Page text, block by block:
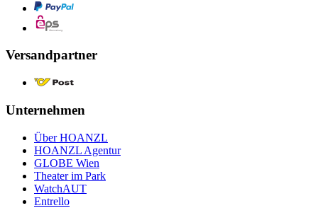
Versandpartner
Unternehmen
Über HOANZL
HOANZL Agentur
GLOBE Wien
Theater im Park
WatchAUT
Entrello